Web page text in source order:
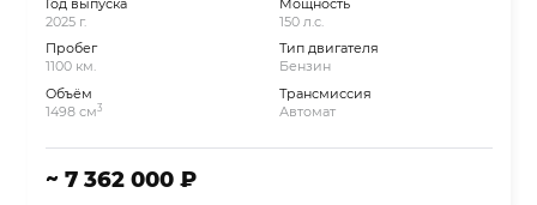
Год выпуска
2025 г.
Пробег
1100 км.
Объём
1498 см3
Мощность
150 л.с.
Тип двигателя
Бензин
Трансмиссия
Автомат
~ 7 362 000 ₽